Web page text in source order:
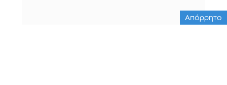
Απόρρητο